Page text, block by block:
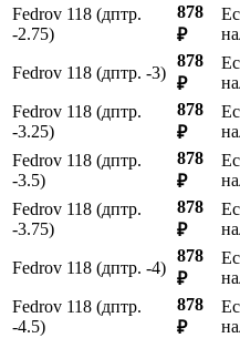
Fedrov 118 (дптр.
-2.75)
878
₽
Fedrov 118 (дптр. -3)
878
₽
Fedrov 118 (дптр.
-3.25)
878
₽
Fedrov 118 (дптр.
-3.5)
878
₽
Fedrov 118 (дптр.
-3.75)
878
₽
Fedrov 118 (дптр. -4)
878
₽
Fedrov 118 (дптр.
-4.5)
878
₽